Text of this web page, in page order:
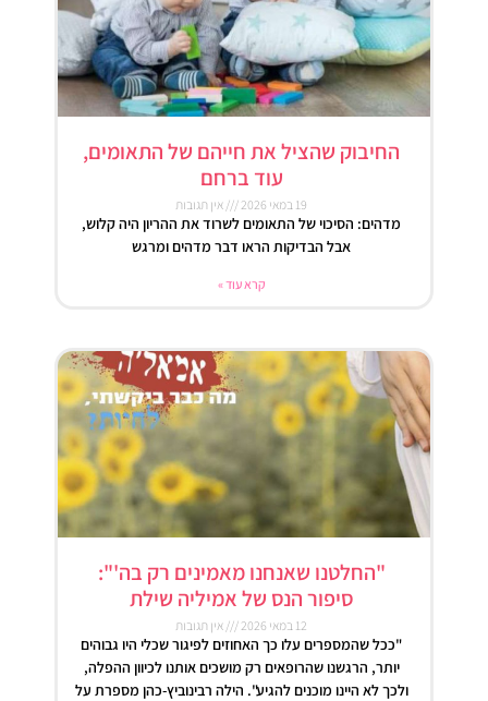
החיבוק שהציל את חייהם של התאומים,
עוד ברחם
19 במאי 2026 אין תגובות
מדהים: הסיכוי של התאומים לשרוד את ההריון היה קלוש,
אבל הבדיקות הראו דבר מדהים ומרגש
קרא עוד »
"החלטנו שאנחנו מאמינים רק בה'":
סיפור הנס של אמיליה שילת
12 במאי 2026 אין תגובות
"ככל שהמספרים עלו כך האחוזים לפיגור שכלי היו גבוהים
יותר, הרגשנו שהרופאים רק מושכים אותנו לכיוון ההפלה,
ולכך לא היינו מוכנים להגיע". הילה רבינוביץ-כהן מספרת על